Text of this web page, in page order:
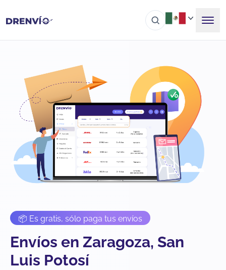
📦 Es gratis, sólo paga tus envíos
Envíos en Zaragoza, San
Luis Potosí